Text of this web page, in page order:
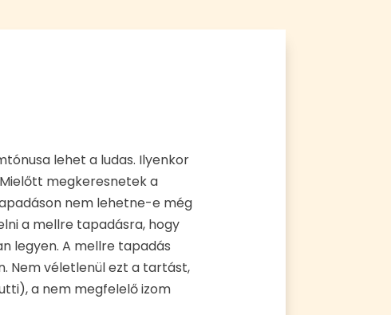
lehet a ludas. Ilyenkor
megkeresnetek a
nem lehetne-e még
a mellre tapadásra, hogy
legyen. A mellre tapadás
Nem véletlenül ezt a tartást,
a nem megfelelő izom